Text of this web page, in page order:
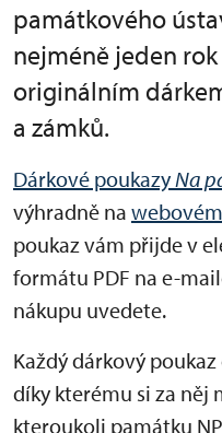
památkového
nejméně jeden
originálním
a zámků.
Dárkové poukazyNa
výhradně na
poukaz vám přijde v
formátu PDF na e-
nákupu uvedete.
Každý dárkový
díky kterému si za něj
kteroukoli památku